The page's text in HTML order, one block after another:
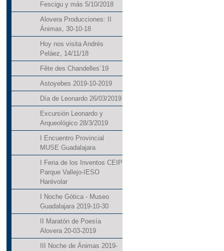
Fescigu y más 5/10/2018
Alovera Producciones: II
Ánimas, 30-10-18
Hoy nos visita Andrés
Peláez, 14/11/18
Fête des Chandelles´19
Astoyebes 2019-10-2019
Día de Leonardo 26/03/2019
Excursión Leonardo y
Arqueológico 28/3/2019
I Encuentro Provincial
MUSE Guadalajara
I Feria de los Inventos CEIP
Parque Vallejo-IESO
Harévolar
I Noche Gótica - Museo
Guadalajara 2019-10-30
II Maratón de Poesía
Alovera 20-03-2019
III Noche de Ánimas 2019-